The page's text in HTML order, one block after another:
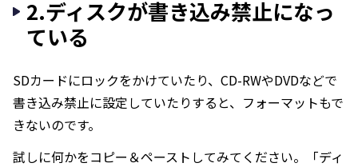
2.ディスクが書き込み禁止になっ
ている
SDカードにロックをかけていたり、CD-RWやDVDなどで
書き込み禁止に設定していたりすると、フォーマットもで
きないのです。
試しに何かをコピー＆ペーストしてみてください。「ディ